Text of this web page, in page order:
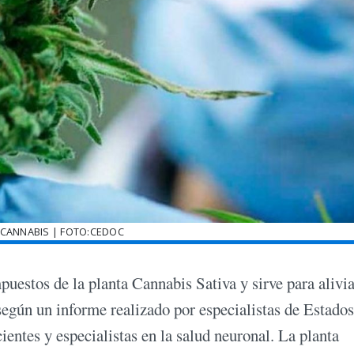
| FOTO:CEDOC
de la planta Cannabis Sativa y sirve para
un informe realizado por especialistas de Estados
y especialistas en la salud neuronal. La planta